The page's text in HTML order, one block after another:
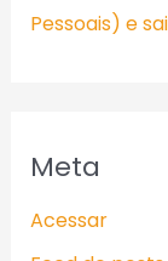
Pessoais) e
Meta
Acessar